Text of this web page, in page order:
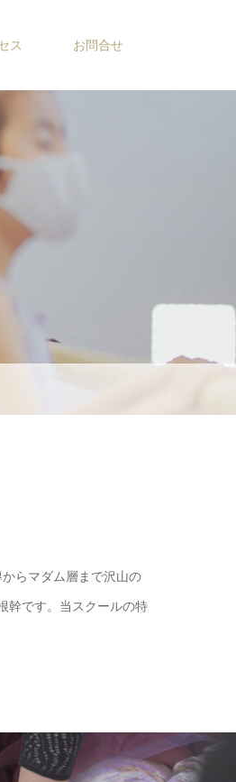
ス お問合せ
らマダム層まで沢山の
幹です。当スクールの特